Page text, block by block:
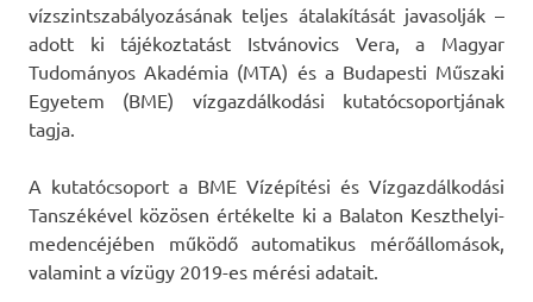
vízszintszabályozásának teljes átalakítását javasolják –
adott ki tájékoztatást Istvánovics Vera, a Magyar
Tudományos Akadémia (MTA) és a Budapesti Műszaki
Egyetem (BME) vízgazdálkodási kutatócsoportjának
tagja.
A kutatócsoport a BME Vízépítési és Vízgazdálkodási
Tanszékével közösen értékelte ki a Balaton Keszthelyi-
medencéjében működő automatikus mérőállomások,
valamint a vízügy 2019-es mérési adatait.